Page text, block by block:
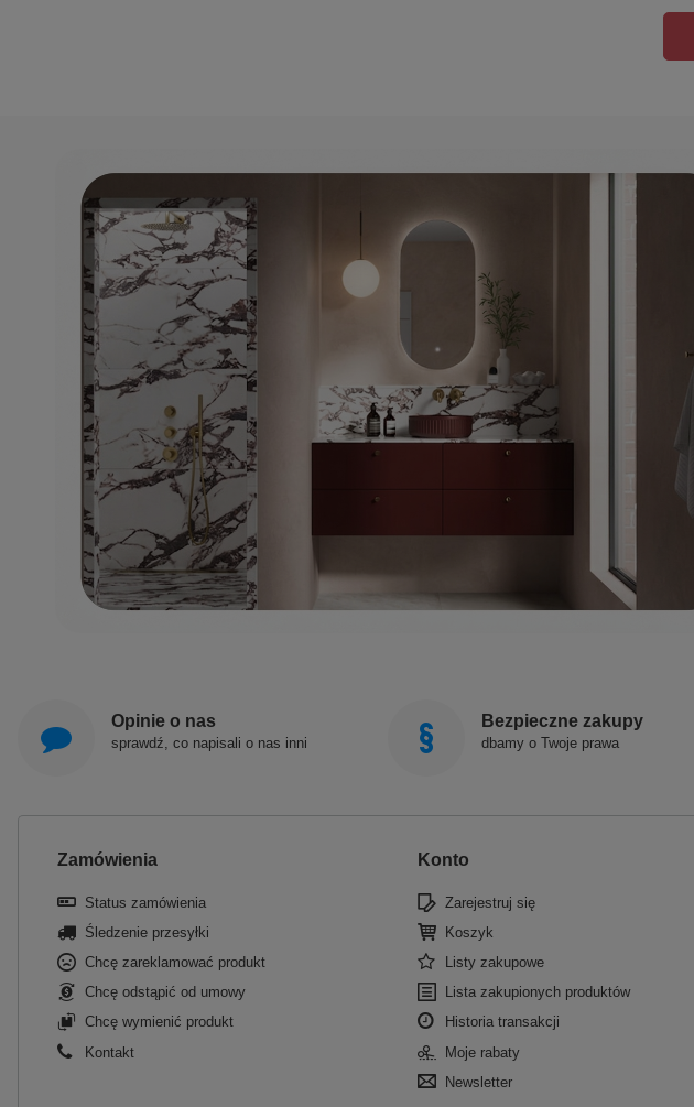
Opinie o nas
sprawdź, co napisali o nas inni
Bezpieczne zakupy
dbamy o Twoje prawa
Zamówienia
Status zamówienia
Śledzenie przesyłki
Chcę zareklamować produkt
Chcę odstąpić od umowy
Chcę wymienić produkt
Kontakt
Konto
Zarejestruj się
Koszyk
Listy zakupowe
Lista zakupionych produktów
Historia transakcji
Moje rabaty
Newsletter